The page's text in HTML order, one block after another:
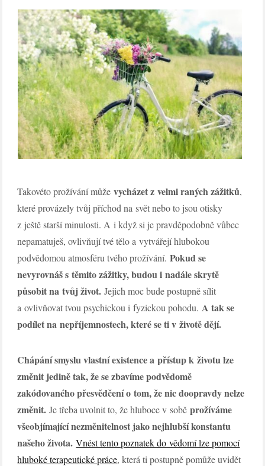
Takovéto prožívání můževycházet z velmi raných zážitků,
které provázely tvůj příchod na svět nebo to jsou otisky
z ještě starší minulosti. A i když si je pravděpodobně vůbec
nepamatuješ, ovlivňují tvé tělo a vytvářejí hlubokou
podvědomou atmosféru tvého prožívání.Pokud se
nevyrovnáš s těmito zážitky, budou i nadále skrytě
působit na tvůj život. Jejich moc bude postupně sílit
a ovlivňovat tvou psychickou i fyzickou pohodu. A tak se
podílet na nepříjemnostech, které se ti v životě dějí.
Chápání smyslu vlastní existence a přístup k životu lze
změnit jedině tak, že se zbavíme podvědomě
zakódovaného přesvědčení o tom, že nic doopravdy nelze
změnit. Je třeba uvolnit to, že hluboce v soběprožíváme
všeobjímající nezměnitelnost jako nejhlubší konstantu
našeho života. Vnést tento poznatek do vědomí lze pomocí
hluboké terapeutické práce, která ti postupně pomůže uvidět